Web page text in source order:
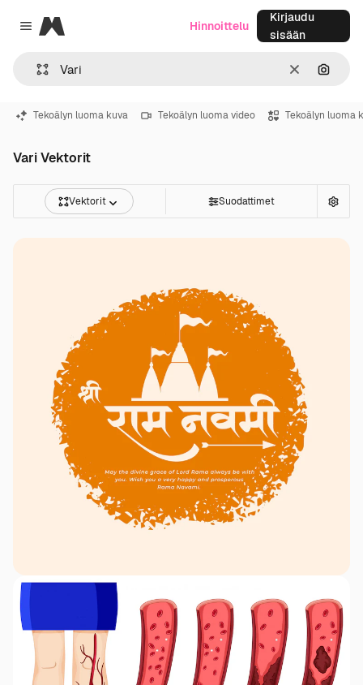
Close menu
Magnific
SelkeäHae
Hinnoittelu
Kirjaudu
sisään
Tekoälyn luoma kuva Tekoälyn luoma video Tekoälyn luoma
Vari Vektorit
Vektorit Suodattimet